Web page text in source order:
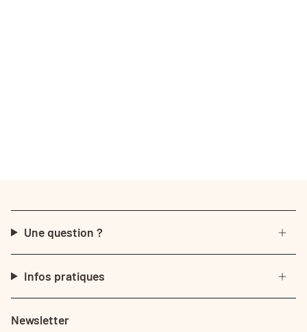
Une question ?
Infos pratiques
Newsletter